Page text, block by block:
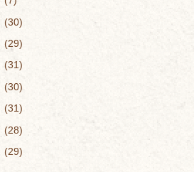
30
29
31
30
31
28
29